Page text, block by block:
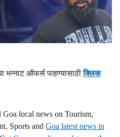
भन्नाट ऑफर्स पाहण्यासाठीक्लिक
Goa local news on Tourism,
Sports and Goa latest news in